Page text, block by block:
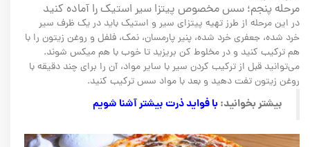
مرحله پنجم؛ سس مخصوص پیتزا سیر استیک را آماده کنید
در این مرحله از طرز تهیه پیتزای سیر و استیک باید در یک ظرف سیر
خرد شده، جعفری خرد شده، پنیر پارمسان، نمک، فلفل و روغن زیتون را با
هم ترکیب کنید و در مخلوط کن بریزید تا خوب با هم میکس شوند.
می‌توانید قبل از ترکیب کردن سیر با سایر مواد، آن را برای چند دقیقه با
روغن زیتون تفت دهید و بعد با مواد سس ترکیب کنید.
بیشتر بخوانید:با فواید ذرت بیشتر آشنا شویم